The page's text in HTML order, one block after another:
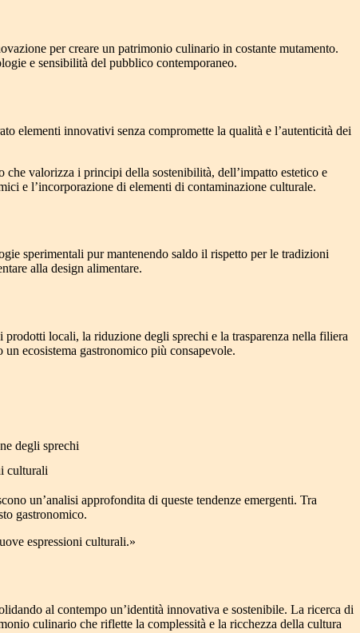
per creare un patrimonio culinario in costante mutamento.
e sensibilità del pubblico contemporaneo.
elementi innovativi senza compromette la qualità e l’autenticità dei
valorizza i principi della sostenibilità, dell’impatto estetico e
e l’incorporazione di elementi di contaminazione culturale.
sperimentali pur mantenendo saldo il rispetto per le tradizioni
alla design alimentare.
locali, la riduzione degli sprechi e la trasparenza nella filiera
ecosistema gastronomico più consapevole.
degli sprechi
culturali
un’analisi approfondita di queste tendenze emergenti. Tra
gastronomico.
espressioni culturali.»
al contempo un’identità innovativa e sostenibile. La ricerca di
culinario che riflette la complessità e la ricchezza della cultura